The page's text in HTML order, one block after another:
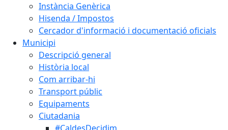
Instància Genèrica
Hisenda / Impostos
Cercador d'informació i documentació oficials
Municipi
Descripció general
Història local
Com arribar-hi
Transport públic
Equipaments
Ciutadania